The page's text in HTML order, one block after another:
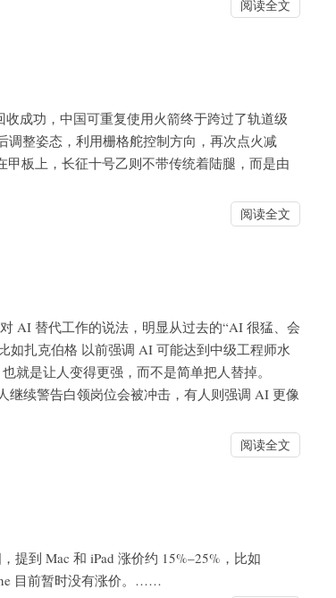
阅读全文
成功，中国可重复使用火箭终于跨过了轨道级
调整姿态，利用栅格舵控制方向，再次点火减
板上，长征十号乙则不带传统着陆腿，而是由
阅读全文
AI 替代工作的说法，明显从过去的“AI 很猛、会
如扎克伯格 以前强调 AI 可能达到中级工程师水
就是让人变得更强，而不是简单把人替掉。
继续警告白领岗位会被冲击，有人则强调 AI 更像
阅读全文
提到 Mac 和 iPad 涨价约 15%–25%，比如
目前暂时没有涨价。……